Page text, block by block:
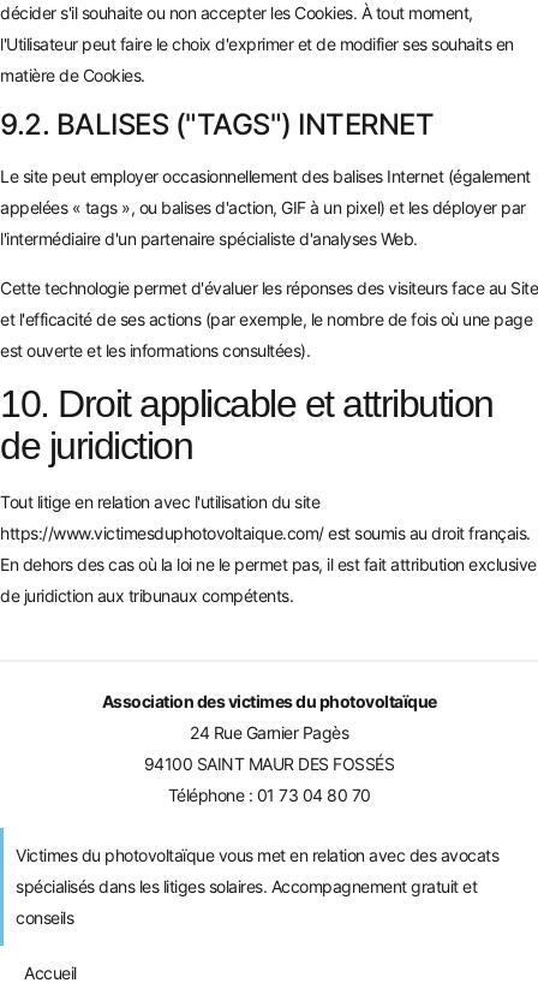
décider s'il souhaite ou non accepter les Cookies. À tout moment,
l'Utilisateur peut faire le choix d'exprimer et de modifier ses souhaits en
matière de Cookies.
9.2. BALISES ("TAGS") INTERNET
Le site peut employer occasionnellement des balises Internet (également
appelées « tags », ou balises d'action, GIF à un pixel) et les déployer par
l'intermédiaire d'un partenaire spécialiste d'analyses Web.
Cette technologie permet d'évaluer les réponses des visiteurs face au Site
et l'efficacité de ses actions (par exemple, le nombre de fois où une page
est ouverte et les informations consultées).
10. Droit applicable et attribution
de juridiction
Tout litige en relation avec l'utilisation du site
https://www.victimesduphotovoltaique.com/est soumis au droit français.
En dehors des cas où la loi ne le permet pas, il est fait attribution exclusive
de juridiction aux tribunaux compétents.
Association des victimes du photovoltaïque
24 Rue Garnier Pagès
94100 SAINT MAUR DES FOSSÉS
Téléphone : 01 73 04 80 70
Victimes du photovoltaïque vous met en relation avec des avocats
spécialisés dans les litiges solaires. Accompagnement gratuit et
conseils
Accueil